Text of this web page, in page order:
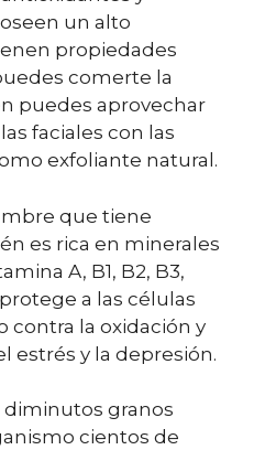
un alto
propiedades
comerte la
puedes aprovechar
faciales con las
exfoliante natural.
que tiene
es rica en minerales
A, B1, B2, B3,
a las células
contra la oxidación y
estrés y la depresión.
diminutos granos
cientos de